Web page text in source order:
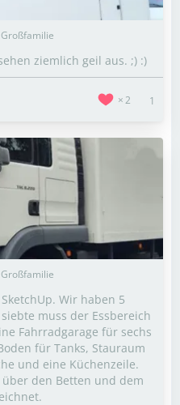
ziemlich geil aus. ;) :)
2 1
Wir haben 5
muss der Essbereich
Fahrradgarage für sechs
für Tanks, Stauraum
und eine Küchenzeile.
den Betten und dem